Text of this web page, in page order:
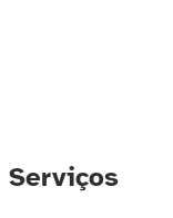
Serviços